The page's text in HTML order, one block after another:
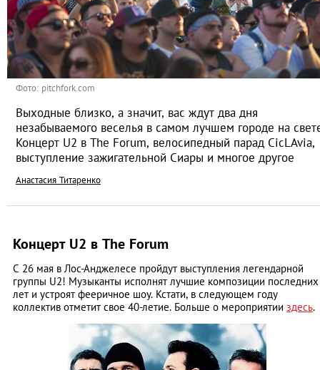
Фото: pitchfork.com
Выходные близко, а значит, вас ждут два дня
незабываемого веселья в самом лучшем городе на
Концерт U2 в The Forum, велосипедный парад CicLAvia,
выступление зажигательной Сиары и многое другое
Анастасия Титаренко
Концерт U2 в The Forum
С 26 мая в Лос-Анджелесе пройдут выступления легендарной
группы U2! Музыканты исполнят лучшие композиции последних
лет и устроят фееричное шоу. Кстати, в следующем году
коллектив отметит свое 40-летие. Больше о мероприятии здесь.